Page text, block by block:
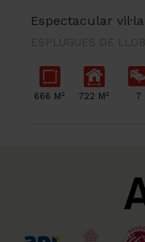
Espectacular
ESPLUGUES DE
666 M2 722 M2 7